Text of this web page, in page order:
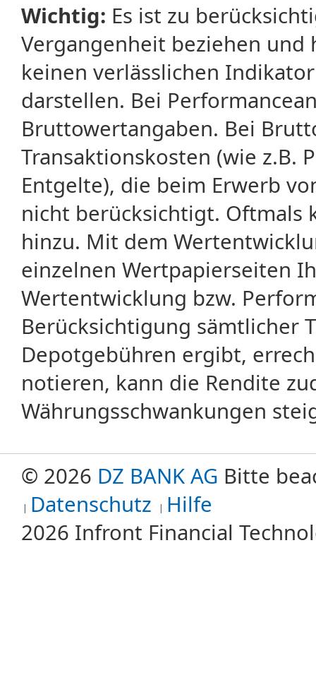
Wichtig: Es ist zu
Vergangenheit beziehen
keinen verlässlichen
darstellen. Bei
Bruttowertangaben. Bei
Transaktionskosten (wie z.B.
Entgelte), die beim Erwerb
nicht berücksichtigt. Oftmals
hinzu. Mit dem
einzelnen Wertpapierseiten
Wertentwicklung bzw.
Berücksichtigung sämtlicher
Depotgebühren ergibt,
notieren, kann die Rendite
Währungsschwankungen
© 2026 DZ BANK AG Bitte
Datenschutz Hilfe
2026 Infront Financial